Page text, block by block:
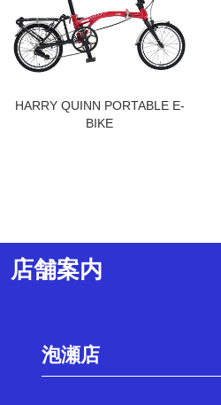
HARRY QUINN PORTABLE E-
BIKE
店舗案内
泡瀬店